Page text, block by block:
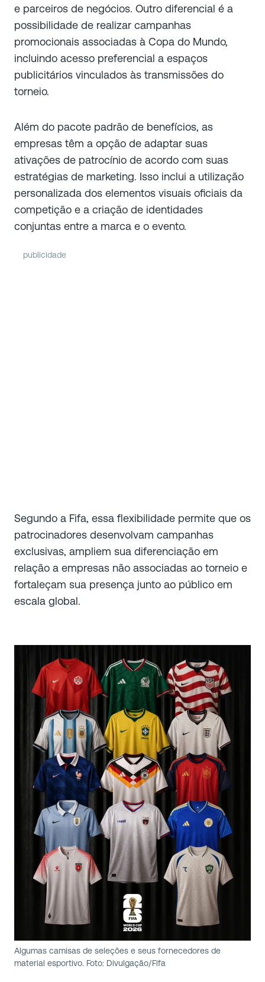
e parceiros de negócios. Outro diferencial é a
possibilidade de realizar campanhas
promocionais associadas à Copa do Mundo,
incluindo acesso preferencial a espaços
publicitários vinculados às transmissões do
torneio.
Além do pacote padrão de benefícios, as
empresas têm a opção de adaptar suas
ativações de patrocínio de acordo com suas
estratégias de marketing. Isso inclui a utilização
personalizada dos elementos visuais oficiais da
competição e a criação de identidades
conjuntas entre a marca e o evento.
publicidade
Segundo a Fifa, essa flexibilidade permite que os
patrocinadores desenvolvam campanhas
exclusivas, ampliem sua diferenciação em
relação a empresas não associadas ao torneio e
fortaleçam sua presença junto ao público em
escala global.
Algumas camisas de seleções e seus fornecedores de
material esportivo. Foto: Divulgação/Fifa